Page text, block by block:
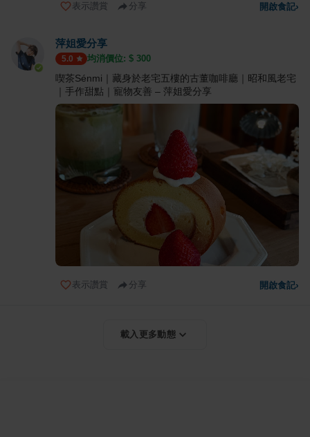
表示讚賞 分享 開啟食記›
萍姐愛分享
5.0 均消價位: $ 300
喫茶Sénmi｜藏身於老宅五樓的古董咖啡廳｜昭和風老宅
｜手作甜點｜寵物友善 – 萍姐愛分享
表示讚賞 分享 開啟食記›
載入更多動態